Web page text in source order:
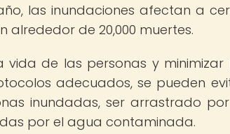
las inundaciones afectan a
alrededor de 20,000 muertes.
de las personas y minimizar
adecuados, se pueden
inundadas, ser arrastrado
por el agua contaminada.